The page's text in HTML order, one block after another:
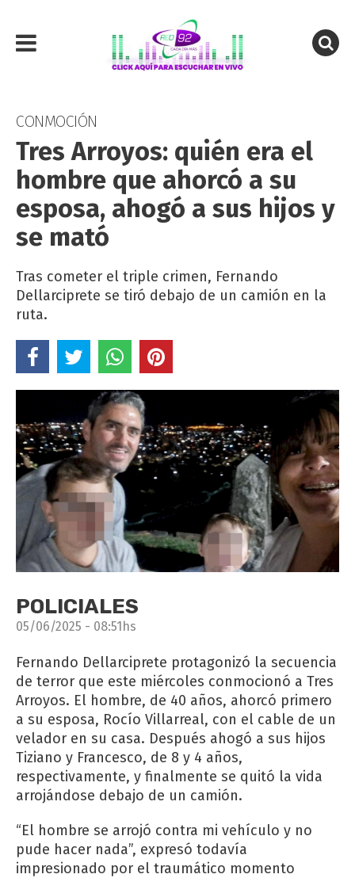
CONMOCIÓN
Tres Arroyos: quién era el
hombre que ahorcó a su
esposa, ahogó a sus hijos y
se mató
Tras cometer el triple crimen, Fernando
Dellarciprete se tiró debajo de un camión en la
ruta.
POLICIALES
05/06/2025 - 08:51hs
Fernando Dellarciprete protagonizó la secuencia
de terror que este miércoles conmocionó a Tres
Arroyos. El hombre, de 40 años, ahorcó primero
a su esposa, Rocío Villarreal, con el cable de un
velador en su casa. Después ahogó a sus hijos
Tiziano y Francesco, de 8 y 4 años,
respectivamente, y finalmente se quitó la vida
arrojándose debajo de un camión.
“El hombre se arrojó contra mi vehículo y no
pude hacer nada”, expresó todavía
impresionado por el traumático momento